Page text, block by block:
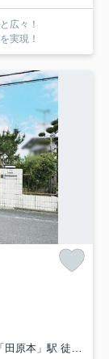
広々！
実現！
本」駅 徒歩25分